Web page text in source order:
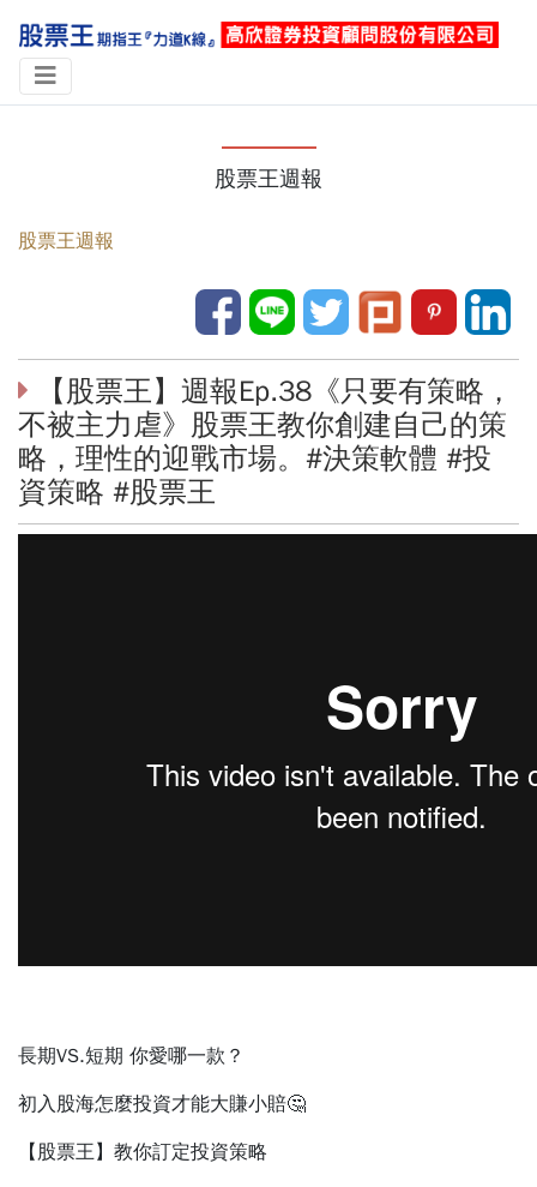
股票王週報
股票王週報
【股票王】週報Ep.38《只要有策略，
不被主力虐》股票王教你創建自己的策
略，理性的迎戰市場。#決策軟體 #投
資策略 #股票王
長期VS.短期 你愛哪一款？
初入股海怎麼投資才能大賺小賠🤔
【股票王】教你訂定投資策略